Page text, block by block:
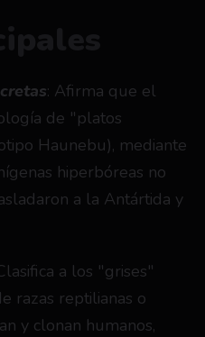
: Afirma que el
de "platos
Haunebu), mediante
hiperbóreas no
a la Antártida y
a los "grises"
razas reptilianas o
y clonan humanos,